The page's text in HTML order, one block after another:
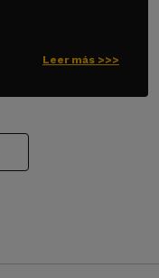
Leer más >>>